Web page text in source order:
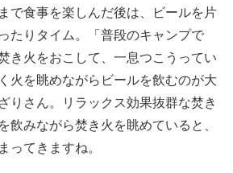
で食事を楽しんだ後は、ビールを片
たりタイム。「普段のキャンプで
き火をおこして、一息つこうってい
火を眺めながらビールを飲むのが大
りさん。リラックス効果抜群な焚き
飲みながら焚き火を眺めていると、
ってきますね。